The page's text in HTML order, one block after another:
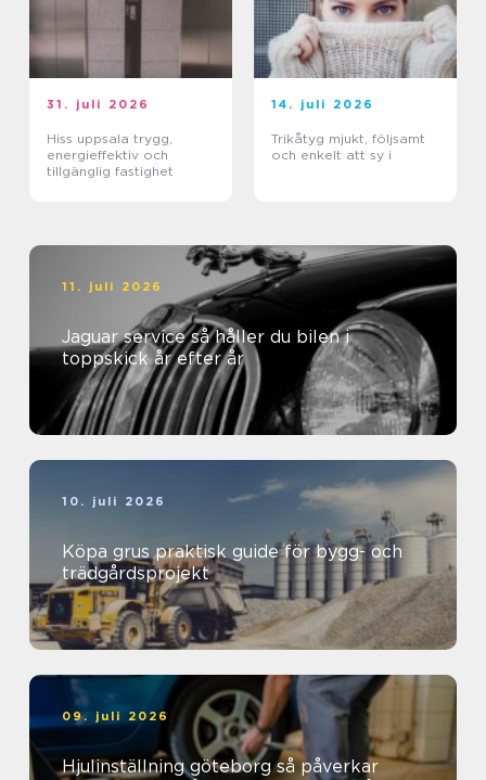
31. juli 2026
Hiss uppsala trygg,
energieffektiv och
tillgänglig fastighet
14. juli 2026
Trikåtyg mjukt, följsamt
och enkelt att sy i
11. juli 2026
Jaguar service så håller du bilen i
toppskick år efter år
10. juli 2026
Köpa grus praktisk guide för bygg- och
trädgårdsprojekt
09. juli 2026
Hjulinställning göteborg så påverkar